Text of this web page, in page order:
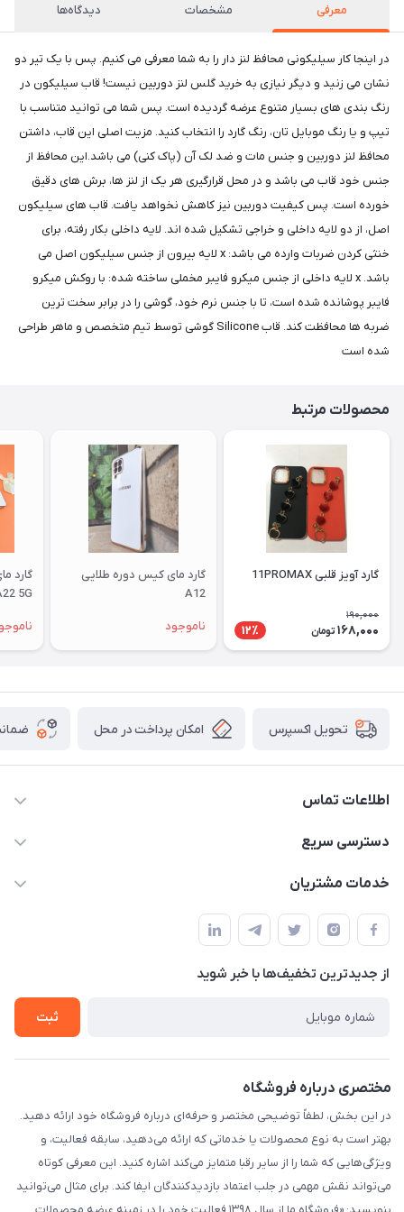
معرفی مشخصات دیدگاه‌ها
در اینجا کار سیلیکونی محافظ لنز دار را به شما معرفی می کنیم. پس با یک تیر دو
نشان می زنید و دیگر نیازی به خرید گلس لنز دوربین نیست! قاب سیلیکون در
رنگ بندی های بسیار متنوع عرضه گردیده است. پس شما می توانید متناسب با
تیپ و یا رنگ موبایل تان، رنگ گارد را انتخاب کنید. مزیت اصلی این قاب، داشتن
محافظ لنز دوربین و جنس مات و ضد لک آن (پاک کنی) می باشد.این محافظ از
جنس خود قاب می باشد و در محل قرارگیری هر یک از لنز ها، برش های دقیق
خورده است. پس کیفیت دوربین نیز کاهش نخواهد یافت. قاب های سیلیکون
اصل، از دو لایه داخلی و خراجی تشکیل شده اند. لایه داخلی بکار رفته، برای
خنثی کردن ضربات وارده می باشد: x لایه بیرون از جنس سیلیکون اصل می
باشد. x لایه داخلی از جنس میکرو فایبر مخملی ساخته شده: با روکش میکرو
فایبر پوشانده شده است، تا با جنس نرم خود، گوشی را در برابر سخت ترین
ضربه ها محافظت کند. قاب Silicone گوشی توسط تیم متخصص و ماهر طراحی
شده است
محصولات مرتبط
گارد آویز قلبی 11PROMAX
190,000
168,000 تومان 12٪
گارد مای کیس دوره طلایی
A12
ناموجود
گارد
5G
تحویل اکسپرس امکان پرداخت در محل
اطلاعات تماس
09332394024-09120346631
دسترسی سریع
حساب کاربری
لیست محصولات
درباره ما
خدمات مشتریان
قوانین و مقررات
حریم خصوصی
راهنما
از جدید‌ترین تخفیف‌ها با‌ خبر شوید
ثبت
مختصری درباره فروشگاه
در این بخش، لطفاً توضیحی مختصر و حرفه‌ای درباره فروشگاه خود ارائه دهید.
بهتر است به نوع محصولات یا خدماتی که ارائه می‌دهید، سابقه فعالیت، و
ویژگی‌هایی که شما را از سایر رقبا متمایز می‌کند اشاره کنید. این معرفی کوتاه
می‌تواند نقش مهمی در جلب اعتماد بازدیدکنندگان ایفا کند. برای مثال می‌توانید